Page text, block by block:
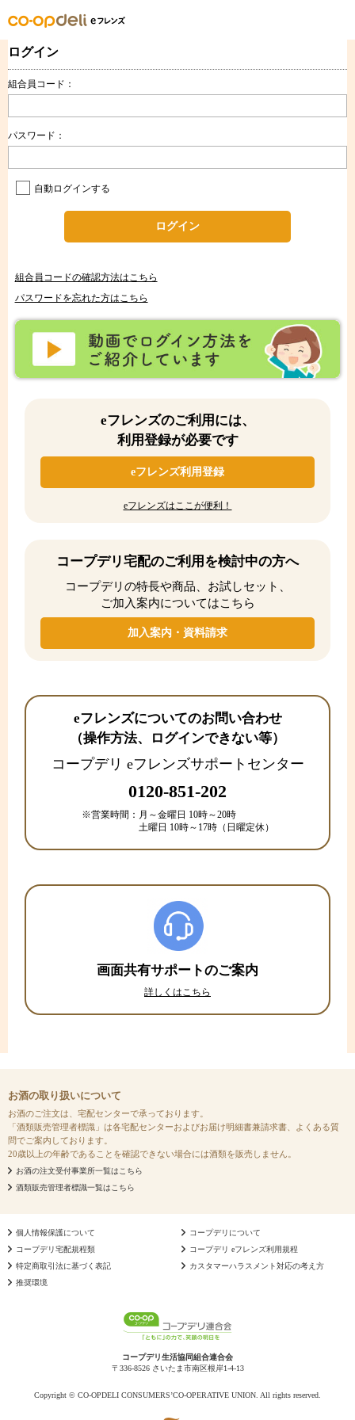
ログイン
組合員コード：
パスワード：
自動ログインする
ログイン
組合員コードの確認方法はこちら
パスワードを忘れた方はこちら
eフレンズのご利用には、
利用登録が必要です
eフレンズ利用登録
eフレンズはここが便利！
コープデリ宅配のご利用を検討中の方へ
コープデリの特長や商品、お試しセット、
ご加入案内についてはこちら
加入案内・資料請求
eフレンズについてのお問い合わせ
（操作方法、ログインできない等）
コープデリ eフレンズサポートセンター
0120-851-202
※営業時間： 月～金曜日 10時～20時
土曜日 10時～17時（日曜定休）
画面共有サポートのご案内
詳しくはこちら
お酒の取り扱いについて
お酒のご注文は、宅配センターで承っております。
「酒類販売管理者標識」は各宅配センターおよびお届け明細書兼請求書、よくある質
問でご案内しております。
20歳以上の年齢であることを確認できない場合には酒類を販売しません。
お酒の注文受付事業所一覧はこちら
酒類販売管理者標識一覧はこちら
個人情報保護について
コープデリについて
コープデリ宅配規程類
コープデリ eフレンズ利用規程
特定商取引法に基づく表記
カスタマーハラスメント対応の考え方
推奨環境
コープデリ生活協同組合連合会
〒336-8526 さいたま市南区根岸1-4-13
Copyright © CO-OPDELI CONSUMERS’CO-OPERATIVE UNION. All rights reserved.